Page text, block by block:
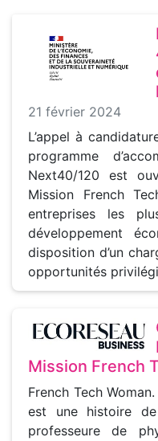
21 février 2024
L’appel à
programme
Next40/120 est
Mission French
entreprises les
développement
disposition d’un
opportunités
Mission French
French Tech
est une histoire
professeure de